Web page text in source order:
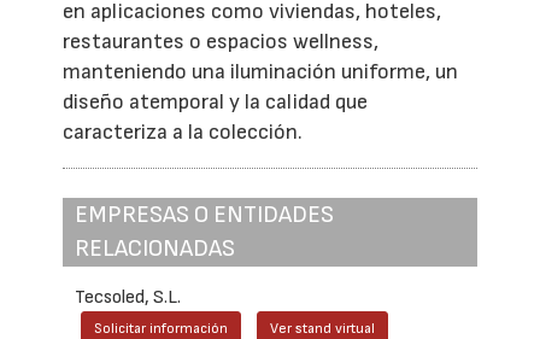
en aplicaciones como viviendas, hoteles,
restaurantes o espacios wellness,
manteniendo una iluminación uniforme, un
diseño atemporal y la calidad que
caracteriza a la colección.
EMPRESAS O ENTIDADES
RELACIONADAS
Tecsoled, S.L.
Solicitar información Ver stand virtual